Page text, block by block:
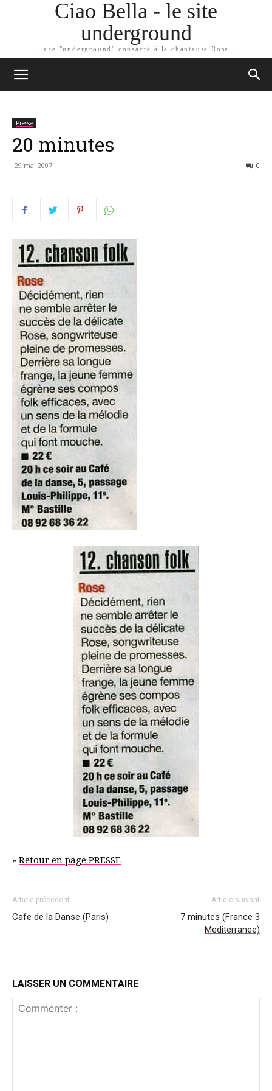
Ciao Bella - le site
underground
:: site "underground" consacré à la chanteuse Rose ::
Presse
20 minutes
29 mai 2007 0
» Retour en page PRESSE
Article précédent
Cafe de la Danse (Paris)
Article suivant
7 minutes (France 3
Mediterranee)
LAISSER UN COMMENTAIRE